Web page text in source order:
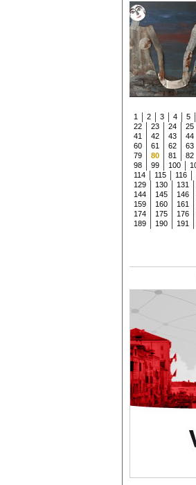
1 2 3 4 5
22
23 24 25
41
42 43 44
60
61 62 63
79
80 81 82
98
99 100
114
115 116
129
130 131
144
145 146
159
160 161
174
175 176
189
190 191